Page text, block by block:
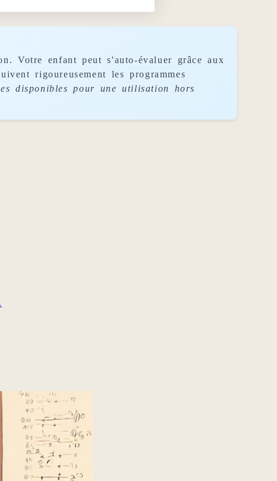
Votre enfant peut s'auto-évaluer grâce aux
rigoureusement les programmes
disponibles pour une utilisation hors